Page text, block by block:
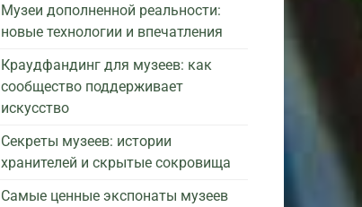
Музеи дополненной реальности:
новые технологии и впечатления
Краудфандинг для музеев: как
сообщество поддерживает
искусство
Секреты музеев: истории
хранителей и скрытые сокровища
Самые ценные экспонаты музеев